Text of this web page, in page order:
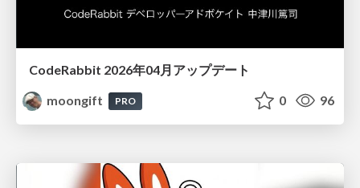
CodeRabbit 2026年04月アップデート
moongift
PRO 0 96